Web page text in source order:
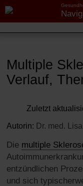
Multiple
Verlauf,
Zuletzt
Autorin: Dr. med.
Die multiple
entzündlichen
und sich
Navigator-Medizin.de
► Krankheiten
► Diagnostik &
►
►
Navigator-
Krankheiten
Multiple
Ursachen
Symptome
Verlaufsformen